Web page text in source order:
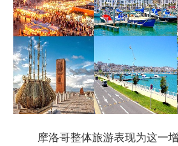
摩洛哥整体旅游表现为这一